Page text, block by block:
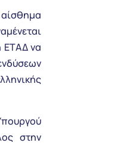
ΕΤΑΔ να
στην